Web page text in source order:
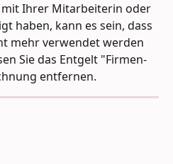
mit Ihrer Mitarbeiterin oder
haben, kann es sein, dass
mehr verwendet werden
Sie das Entgelt "Firmen-
entfernen.